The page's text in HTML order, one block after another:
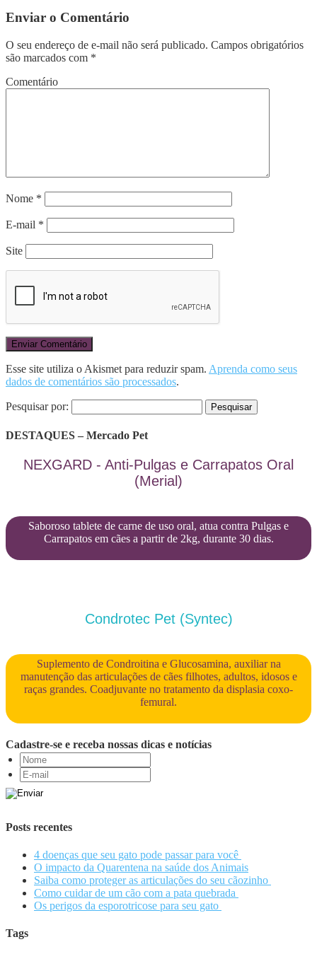
Enviar o Comentário
O seu endereço de e-mail não será publicado. Campos obrigatórios
são marcados com *
Comentário
Nome *
E-mail *
Site
Esse site utiliza o Akismet para reduzir spam. Aprenda como seus
dados de comentários são processados.
Pesquisar por:
DESTAQUES – Mercado Pet
NEXGARD - Anti-Pulgas e Carrapatos Oral
(Merial)
Saboroso tablete de carne de uso oral, atua contra Pulgas e
Carrapatos em cães a partir de 2kg, durante 30 dias.
Condrotec Pet (Syntec)
Suplemento de Condroitina e Glucosamina, auxiliar na
manutenção das articulações de cães filhotes, adultos, idosos e
raças grandes. Coadjuvante no tratamento da displasia coxo-
femural.
Cadastre-se e receba nossas dicas e notícias
Posts recentes
4 doenças que seu gato pode passar para você
O impacto da Quarentena na saúde dos Animais
Saiba como proteger as articulações do seu cãozinho
Como cuidar de um cão com a pata quebrada
Os perigos da esporotricose para seu gato
Tags